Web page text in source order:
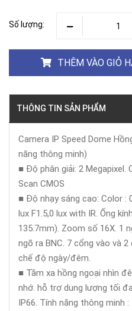
Số lượng:
THÊM VÀO GIỎ
THÔNG TIN SẢN PHẨM
Camera IP Speed Dome
năng thông minh)
■ Độ phân giải: 2 Megapixel.
Scan CMOS
■ Độ nhạy sáng cao: Color :
lux F1.5,0 lux with IR. Ống
135.7mm). Zoom số 16X. 1
ngõ ra BNC. 7 cổng vào và
chế độ ngày/đêm.
■ Tầm xa hồng ngoại nhìn
nhớ. hỗ trợ dung lượng tối
IP66. Tính năng thông minh